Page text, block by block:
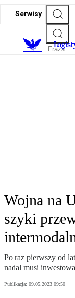
Serwisy
L
Wojna na
szyki
Po raz pierwszy od
nadal musi
Publikacja: 09.05.2023 09:50